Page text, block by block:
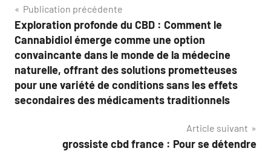
Navigation
de
l’article
Publication précédente
Exploration profonde du CBD : Comment le
Cannabidiol émerge comme une option
convaincante dans le monde de la médecine
naturelle, offrant des solutions prometteuses
pour une variété de conditions sans les effets
secondaires des médicaments traditionnels
Article suivant
grossiste cbd france : Pour se détendre